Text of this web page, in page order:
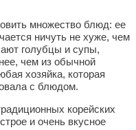
множество блюд: ее
ничуть не хуже, чем
голубцы и супы,
чем из обычной
хозяйка, которая
с блюдом.
корейских
и очень вкусное